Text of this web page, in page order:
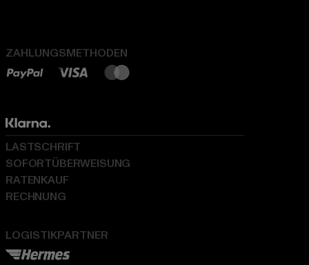
ZAHLUNGSMETHODEN
LOGISTIKPARTNER
LASTSCHRIFT
SOFORTÜBERWEISUNG
RATENKAUF
RECHNUNG